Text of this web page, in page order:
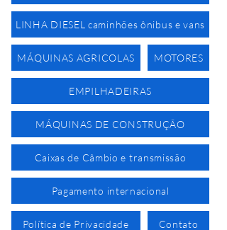
LINHA DIESEL caminhões ônibus e vans
MÁQUINAS AGRICOLAS MOTORES
EMPILHADEIRAS
MÁQUINAS DE CONSTRUÇÃO
Caixas de Câmbio e transmissão
Pagamento internacional
Política de Privacidade Contato